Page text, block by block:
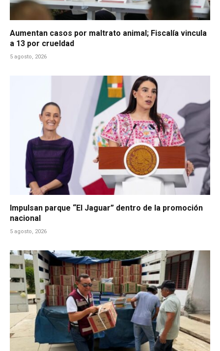
Aumentan casos por maltrato animal; Fiscalía vincula
a 13 por crueldad
5 agosto, 2026
Impulsan parque “El Jaguar” dentro de la promoción
nacional
5 agosto, 2026